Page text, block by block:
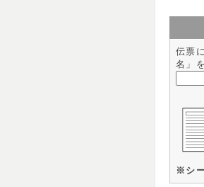
伝票
名」
※シ